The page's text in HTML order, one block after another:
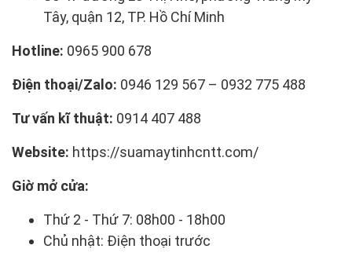
Tây, quận 12, TP. Hồ Chí Minh
Hotline: 0965 900 678
Điện thoại/Zalo: 0946 129 567 – 0932 775 488
Tư vấn kĩ thuật: 0914 407 488
Website: https://suamaytinhcntt.com/
Giờ mở cửa:
Thứ 2 - Thứ 7: 08h00 - 18h00
Chủ nhật: Điện thoại trước